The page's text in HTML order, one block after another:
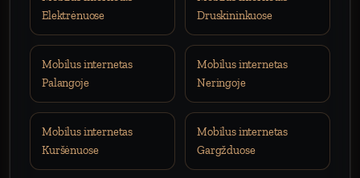
Elektrėnuose
Druskininkuose
Mobilus internetas
Palangoje
Mobilus internetas
Neringoje
Mobilus internetas
Kuršėnuose
Mobilus internetas
Gargžduose